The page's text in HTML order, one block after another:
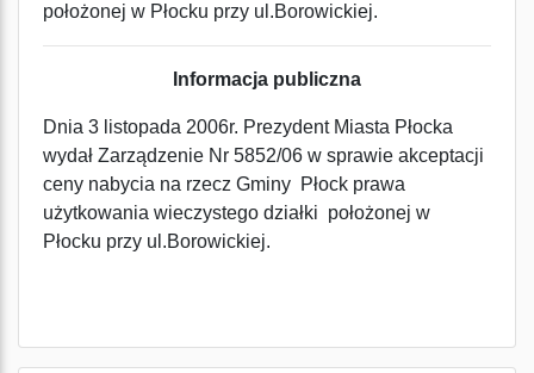
położonej w Płocku przy ul.Borowickiej.
Informacja publiczna
Dnia 3 listopada 2006r. Prezydent Miasta Płocka
wydał Zarządzenie Nr 5852/06 w sprawie akceptacji
ceny nabycia na rzecz Gminy Płock prawa
użytkowania wieczystego działki położonej w
Płocku przy ul.Borowickiej.